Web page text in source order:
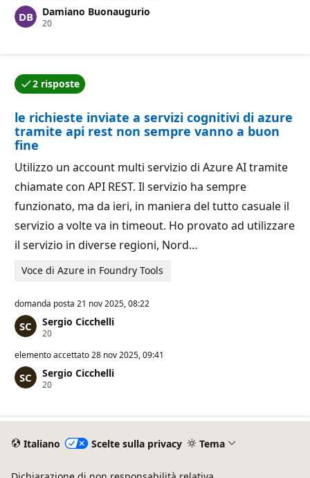
i
d
u
t
a
i
o
n
Damiano Buonaugurio
20P
d
i
r
p
u
t
i
n
2 risposte
Una delle risposte è stata accettata dall'autore della
le richieste inviate a servizi cognitivi di azure
tramite api rest non sempre vanno a buon
fine
Utilizzo un account multi servizio di Azure AI tramite
chiamate con API REST. Il servizio ha sempre
funzionato, ma da ieri, in maniera del tutto casuale il
servizio a volte va in timeout. Ho provato ad utilizzare
il servizio in diverse regioni, Nord…
Voce di Azure in Foundry Tools
domanda posta 21 nov 2025, 08:22
Sergio Cicchelli
20P
n
i
d
t
elemento accettato28 nov 2025, 09:41
Sergio Cicchelli
20P
i
Italiano Scelte sulla privacy Tema